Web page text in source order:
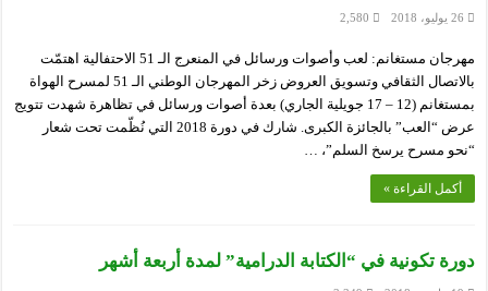
26 يوليو، 2018 2,580
مهرجان مستغانم: لعب وأصوات ورسائل في المنعرج الـ 51 الاحتفالية اهتمّت
بالاتصال الثقافي وتسويق العروض زخر المهرجان الوطني الـ 51 لمسرح الهواة
بمستغانم (12 – 17 جويلية الجاري) بعدة أصوات ورسائل في تظاهرة شهدت تتويج
عرض “العب” بالجائزة الكبرى. شارك في دورة 2018 التي نُظّمت تحت شعار
“نحو مسرح يرسخ السلم”، …
أكمل القراءة »
دورة تكونية في “الكتابة الدرامية” لمدة أربعة أشهر